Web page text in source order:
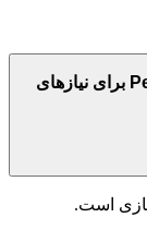
آیا امکان سفارشی‌سازی کامل PersianCRM برای نیازهای